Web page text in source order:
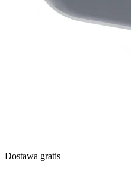
Dostawa gratis